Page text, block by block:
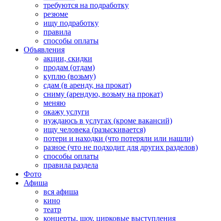
требуются на подработку
резюме
ищу подработку
правила
способы оплаты
Объявления
акции, скидки
продам (отдам)
куплю (возьму)
сдам (в аренду, на прокат)
сниму (арендую, возьму на прокат)
меняю
окажу услуги
нуждаюсь в услугах (кроме вакансий)
ищу человека (разыскивается)
потери и находки (что потеряли или нашли)
разное (что не подходит для других разделов)
способы оплаты
правила раздела
Фото
Афиша
вся афиша
кино
театр
концерты, шоу, цирковые выступления